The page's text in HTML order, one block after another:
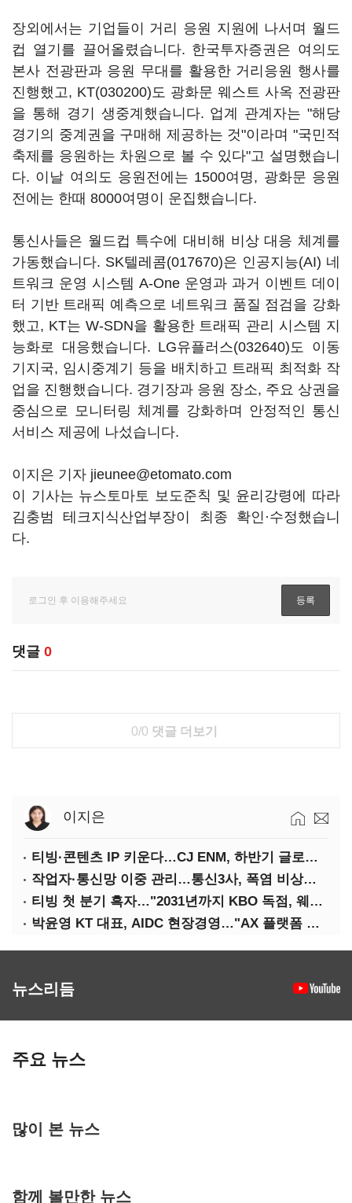
장외에서는 기업들이 거리 응원 지원에 나서며 월드
컵 열기를 끌어올렸습니다. 한국투자증권은 여의도
본사 전광판과 응원 무대를 활용한 거리응원 행사를
진행했고, KT(030200)도 광화문 웨스트 사옥 전광판
을 통해 경기 생중계했습니다. 업계 관계자는 "해당
경기의 중계권을 구매해 제공하는 것"이라며 "국민적
축제를 응원하는 차원으로 볼 수 있다"고 설명했습니
다. 이날 여의도 응원전에는 1500여명, 광화문 응원
전에는 한때 8000여명이 운집했습니다.
통신사들은 월드컵 특수에 대비해 비상 대응 체계를
가동했습니다. SK텔레콤(017670)은 인공지능(AI) 네
트워크 운영 시스템 A-One 운영과 과거 이벤트 데이
터 기반 트래픽 예측으로 네트워크 품질 점검을 강화
했고, KT는 W-SDN을 활용한 트래픽 관리 시스템 지
능화로 대응했습니다. LG유플러스(032640)도 이동
기지국, 임시중계기 등을 배치하고 트래픽 최적화 작
업을 진행했습니다. 경기장과 응원 장소, 주요 상권을
중심으로 모니터링 체계를 강화하며 안정적인 통신
서비스 제공에 나섰습니다.
이지은 기자 jieunee@etomato.com
이 기사는 뉴스토마토 보도준칙 및 윤리강령에 따라
김충범 테크지식산업부장이 최종 확인·수정했습니
다.
댓글 0
0/0 댓글 더보기
이지은
티빙·콘텐츠 IP 키운다…CJ ENM, 하반기 글로벌 확장 가속
작업자·통신망 이중 관리…통신3사, 폭염 비상대응 돌입
티빙 첫 분기 흑자…"2031년까지 KBO 독점, 웨이브 합병도 속도"
박윤영 KT 대표, AIDC 현장경영…"AX 플랫폼 핵심 인프라로 키운다"
뉴스리듬
주요 뉴스
많이 본 뉴스
함께 볼만한 뉴스